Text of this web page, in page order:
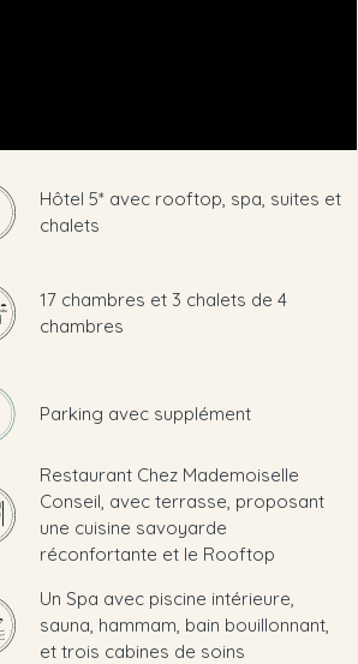
Hôtel 5* avec rooftop, spa, suites et
chalets
17 chambres et 3 chalets de 4
chambres
Parking avec supplément
Restaurant Chez Mademoiselle
Conseil, avec terrasse, proposant
une cuisine savoyarde
réconfortante et le Rooftop
Un Spa avec piscine intérieure,
sauna, hammam, bain bouillonnant,
et trois cabines de soins